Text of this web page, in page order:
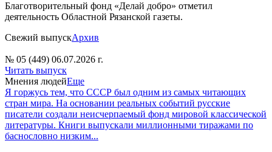
Благотворительный фонд «Делай добро» отметил
деятельность Областной Рязанской газеты.
Свежий выпускАрхив
№ 05 (449) 06.07.2026 г.
Читать выпуск
Мнения людейЕще
Я горжусь тем, что СССР был одним из самых читающих
стран мира. На основании реальных событий русские
писатели создали неисчерпаемый фонд мировой классической
литературы. Книги выпускали миллионными тиражами по
баснословно низким...